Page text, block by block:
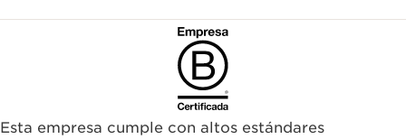
Esta empresa cumple con altos estándares